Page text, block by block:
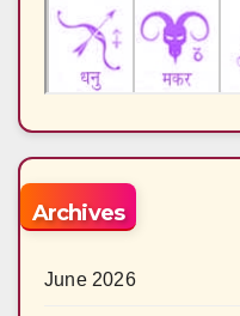
Archives
June 2026